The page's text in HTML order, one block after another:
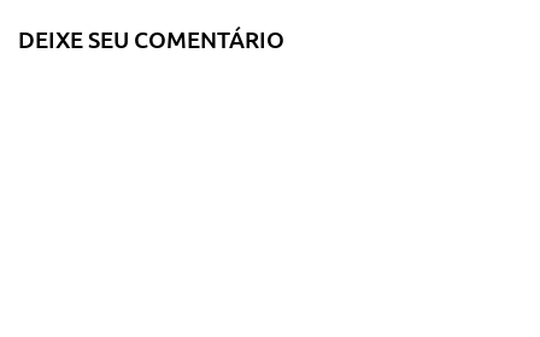
DEIXE SEU COMENTÁRIO